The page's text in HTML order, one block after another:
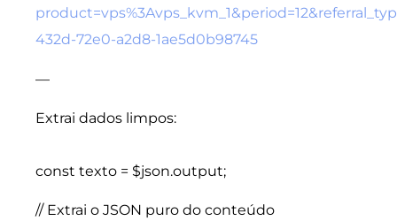
432d-72e0-a2d8-1ae5d0b98745
—
Extrai dados limpos:
const texto = $json.output;
// Extrai o JSON puro do conteúdo